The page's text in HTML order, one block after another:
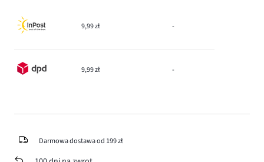
9,99 zł -
9,99 zł -
Darmowa dostawa od 199 zł